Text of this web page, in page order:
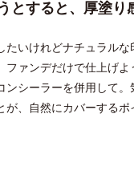
とすると、厚塗り
たいけれどナチュラル
ファンデだけで仕上げよ
ンシーラーを併用して
、自然にカバーするポ